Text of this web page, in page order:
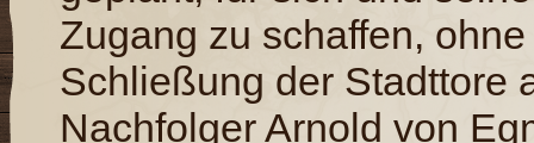
Zugang zu schaffen,
Schließung der Stadttore
Nachfolger Arnold von